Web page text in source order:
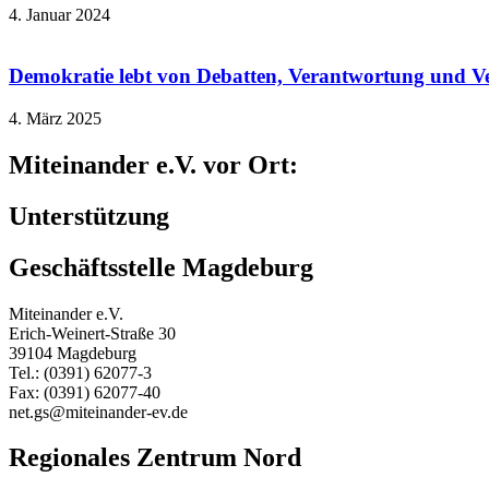
4. Januar 2024
Demokratie lebt von Debatten, Verantwortung und
4. März 2025
Miteinander e.V. vor Ort:
Unterstützung
Geschäftsstelle Magdeburg
Miteinander e.V.
Erich-Weinert-Straße 30
39104 Magdeburg
Tel.: (0391) 62077-3
Fax: (0391) 62077-40
net.gs@miteinander-ev.de
Regionales Zentrum Nord